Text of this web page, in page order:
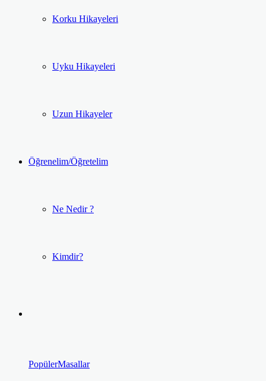
Korku Hikayeleri
Uyku Hikayeleri
Uzun Hikayeler
Öğrenelim/Öğretelim
Ne Nedir ?
Kimdir?
PopülerMasallar